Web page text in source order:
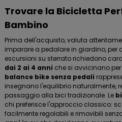
Trovare la Bicicletta
Bambino
Prima dell'acquisto, valuta
imparare a pedalare in giardino, per
escursioni su sterrato richiedono
dai 2 ai 4 anni che si avvicinano
balance bike senza pedali
insegnano l'equilibrio naturalmente,
passaggio alla bici tradizionale. Le
chi preferisce l'approccio classico:
facilmente regolabili e rimovibili